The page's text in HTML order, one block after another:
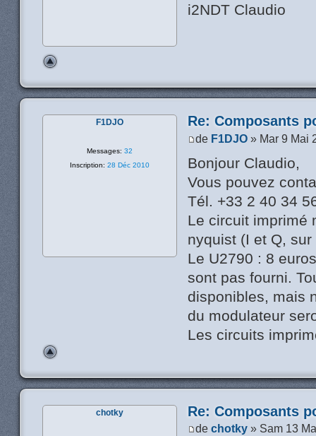
i2NDT Claudio
Re: Composants
de F1DJO » Mar 9 Mai
Bonjour Claudio,
Vous pouvez
Tél. +33 2 40 34
Le circuit imprimé
nyquist (I et Q,
Le U2790 : 8
sont pas fourni.
disponibles, mais
du modulateur
Les circuits
F1DJO
Messages: 32
Inscription: 28 Déc 2010
Re: Composants
dechotky » Sam 13
chotky